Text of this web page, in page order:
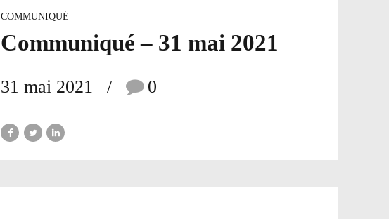
COMMUNIQUÉ
Communiqué – 31 mai 2021
31 mai 2021 0